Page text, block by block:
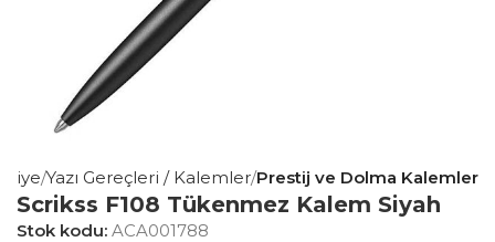
Yazı Gereçleri / Kalemler Prestij ve Dolma Kalemler
Scrikss F108 Tükenmez Kalem Siyah
Stok kodu: ACA001788